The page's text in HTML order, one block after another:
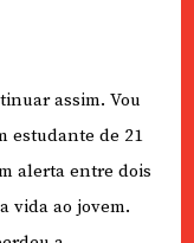
assim. Vou
estudante de 21
alerta entre dois
vida ao jovem.